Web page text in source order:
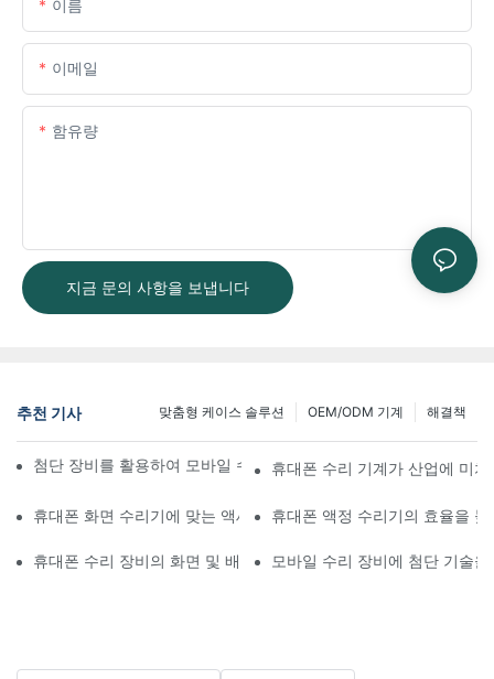
이름
이메일
함유량
지금 문의 사항을 보냅니다
추천 기사 해결책
OEM/ODM 기계
맞춤형 케이스 솔루션
첨단 장비를 활용하여 모바일 수리 워크플로우를 개선하는 방법
휴대폰 수리 기계가 산업에 미
휴대폰 화면 수리기에 맞는 액세서리 선택하기휴대폰 액정 수리기의 효율을 높
휴대폰 수리 장비의 화면 및 배터리 교체 적용 분야
모바일 수리 장비에 첨단 기술